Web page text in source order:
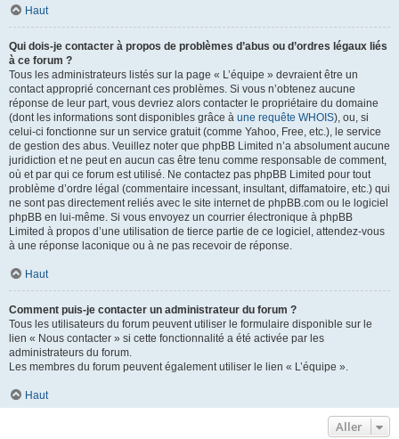
Haut
Qui dois-je contacter à propos de problèmes d’abus ou d’ordres légaux liés
à ce forum ?
Tous les administrateurs listés sur la page « L’équipe » devraient être un
contact approprié concernant ces problèmes. Si vous n’obtenez aucune
réponse de leur part, vous devriez alors contacter le propriétaire du domaine
(dont les informations sont disponibles grâce à une requête WHOIS), ou, si
celui-ci fonctionne sur un service gratuit (comme Yahoo, Free, etc.), le service
de gestion des abus. Veuillez noter que phpBB Limited n’a absolument aucune
juridiction et ne peut en aucun cas être tenu comme responsable de comment,
où et par qui ce forum est utilisé. Ne contactez pas phpBB Limited pour tout
problème d’ordre légal (commentaire incessant, insultant, diffamatoire, etc.) qui
ne sont pas directement reliés avec le site internet de phpBB.com ou le logiciel
phpBB en lui-même. Si vous envoyez un courrier électronique à phpBB
Limited à propos d’une utilisation de tierce partie de ce logiciel, attendez-vous
à une réponse laconique ou à ne pas recevoir de réponse.
Haut
Comment puis-je contacter un administrateur du forum ?
Tous les utilisateurs du forum peuvent utiliser le formulaire disponible sur le
lien « Nous contacter » si cette fonctionnalité a été activée par les
administrateurs du forum.
Les membres du forum peuvent également utiliser le lien « L’équipe ».
Haut
Aller